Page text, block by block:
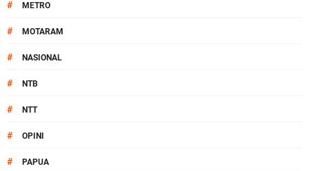
# METRO
# MOTARAM
# NASIONAL
# NTB
# NTT
# OPINI
# PAPUA